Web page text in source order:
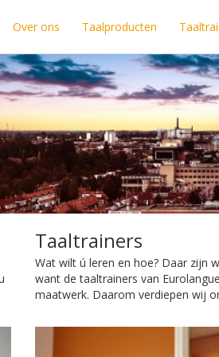
Over ons Taalproducten
Taaltrainers
Wat wilt ú leren en hoe? Daar zijn
want de taaltrainers van
maatwerk. Daarom verdiepen wij